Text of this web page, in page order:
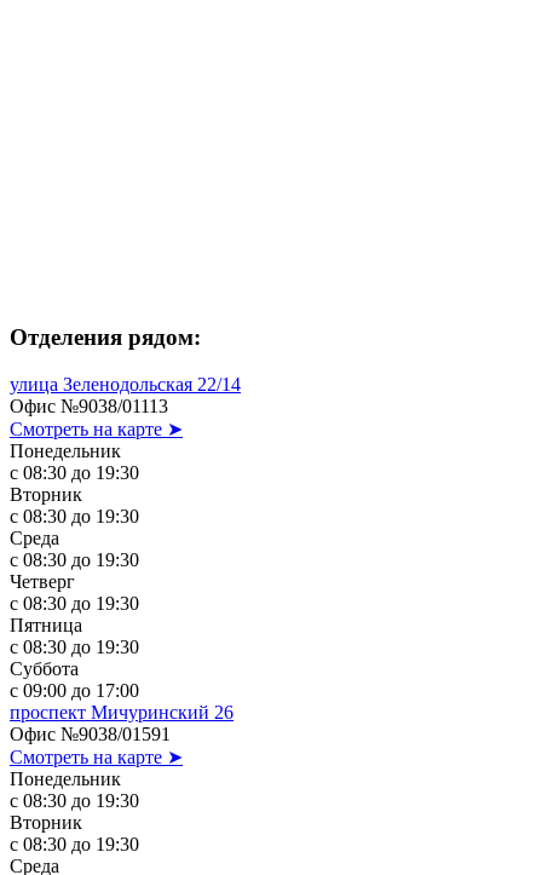
Отделения рядом:
улица Зеленодольская 22/14
Офис №9038/01113
Смотреть на карте ➤
Понедельник
с 08:30 до 19:30
Вторник
с 08:30 до 19:30
Среда
с 08:30 до 19:30
Четверг
с 08:30 до 19:30
Пятница
с 08:30 до 19:30
Суббота
с 09:00 до 17:00
проспект Мичуринский 26
Офис №9038/01591
Смотреть на карте ➤
Понедельник
с 08:30 до 19:30
Вторник
с 08:30 до 19:30
Среда